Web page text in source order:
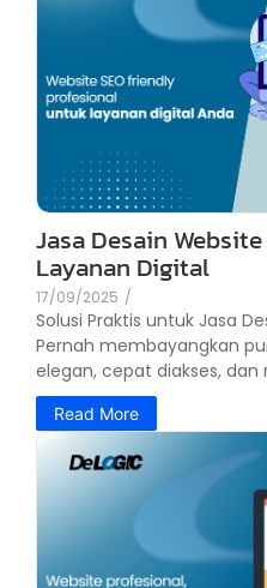
Jasa Desain
Layanan Digital
17/09/2025 /
Solusi Praktis untuk Jasa
Pernah membayangkan
elegan, cepat diakses, dan
Read More